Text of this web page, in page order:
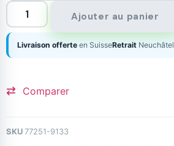
Ajouter au panier
Livraison offerte en SuisseRetrait Neuchâtel
Comparer
SKU 77251-9133